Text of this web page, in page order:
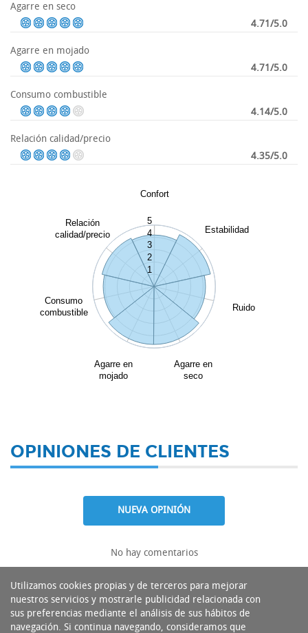
Agarre en seco
4.71/5.0
Agarre en mojado
4.71/5.0
Consumo combustible
4.14/5.0
Relación calidad/precio
4.35/5.0
Confort
Estabilidad
Ruido
Agarre en
seco
Agarre en
mojado
Consumo
combustible
Relación
calidad/precio
1
2
3
4
5
OPINIONES DE CLIENTES
NUEVA OPINIÓN
No hay comentarios
Utilizamos cookies propias y de terceros para mejorar
nuestros servicios y mostrarle publicidad relacionada con
sus preferencias mediante el análisis de sus hábitos de
navegación. Si continua navegando, consideramos que